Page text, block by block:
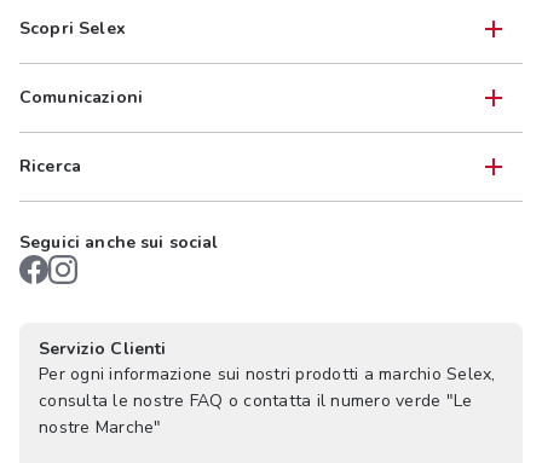
Scopri Selex
Comunicazioni
Ricerca
Seguici anche sui social
Servizio Clienti
Per ogni informazione sui nostri prodotti a marchio Selex,
consulta le nostre FAQ o contatta il numero verde "Le
nostre Marche"